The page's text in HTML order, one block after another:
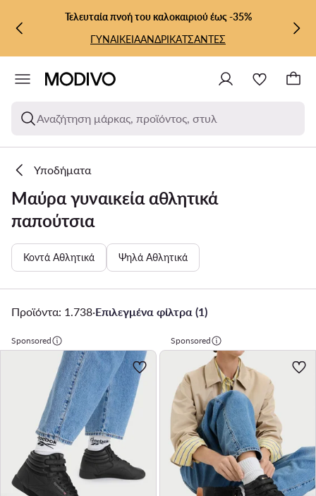
ΜΕΤΆΒΑΣΗ ΣΤΟ ΚΎΡΙΟ ΠΕΡΙΕΧΌΜΕΝΟ
ΜΕΤΆΒΑΣΗ ΣΤΗΝ ΑΝΑΖΉΤΗΣΗ
Τελευταία πνοή του καλοκαιριού έως -35%
ΓΥΝΑΙΚΕΙΑΑΝΔΡΙΚΑΤΣΑΝΤΕΣ
Αναζήτηση μάρκας, προϊόντος, στυλ
Υποδήματα
Μαύρα γυναικεία αθλητικά
παπούτσια
Κοντά Αθλητικά Ψηλά Αθλητικά
Προϊόντα: 1.738·Επιλεγμένα φίλτρα (1)
Sponsored Sponsored